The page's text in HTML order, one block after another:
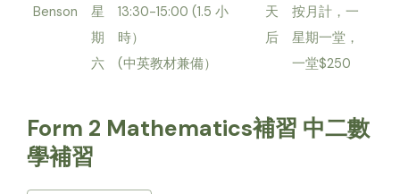
Benson
星
期
六
13:30-15:00 (1.5 小
時）
(中英教材兼備）
天
后
按月計，一
星期一堂，
一堂$250
Form 2 Mathematics補習 中二數
學補習